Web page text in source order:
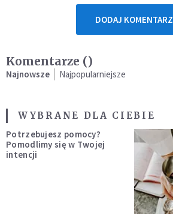
DODAJ KOMENTARZ
Komentarze ()
Najnowsze Najpopularniejsze
WYBRANE DLA CIEBIE
Potrzebujesz pomocy?
Pomodlimy się w Twojej
intencji